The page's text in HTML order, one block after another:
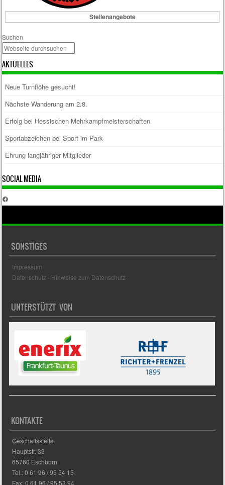
Stellenangebote
Suchen
AKTUELLES
Neue Turnflöhe gesucht!
Nächste Wanderung am 2.8.
Erfolg bei Hessischen Mehrkampfmeisterschaften
Sportabzeichen bei Sport im Park
Ehrung langjähriger Mitglieder
SOCIAL MEDIA
Facebook
SONSTIGES
Impressum
Datenschutz - Hinweise zum Datenschutz
UNTERSTÜTZT VON
KONTAKTE
Geschäftsstelle
Hauptstr. 33
65760 Eschborn
Tel.: 0 61 96 / 95 54 15
Fax: 0 61 96 / 95 53 94